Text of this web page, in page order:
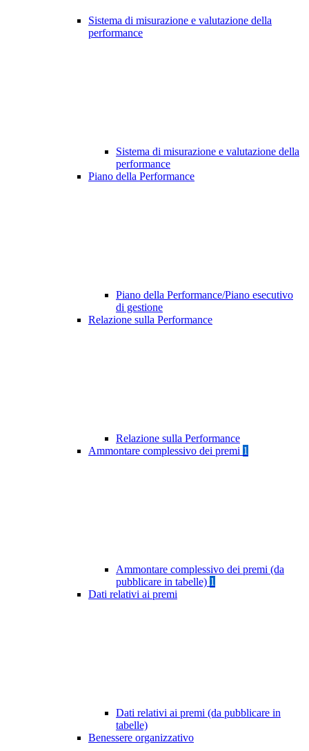
Sistema di misurazione e valutazione della
performance
Sistema di misurazione e valutazione della
performance
Piano della Performance
Piano della Performance/Piano esecutivo
di gestione
Relazione sulla Performance
Relazione sulla Performance
Ammontare complessivo dei premi 1
Ammontare complessivo dei premi (da
pubblicare in tabelle) 1
Dati relativi ai premi
Dati relativi ai premi (da pubblicare in
tabelle)
Benessere organizzativo